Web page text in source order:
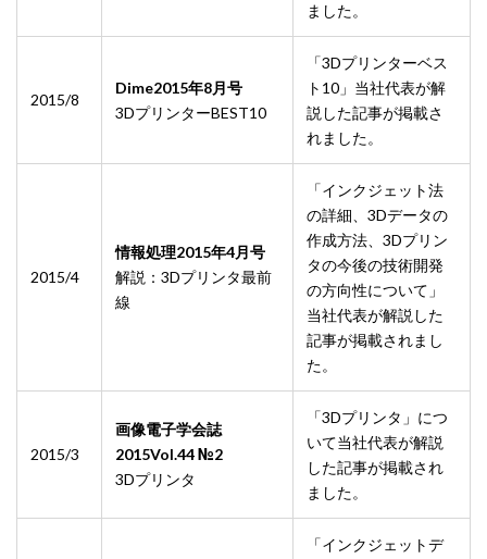
ました。
2015/8
Dime2015年8月号
3DプリンターBEST10
「3Dプリンターベス
ト10」当社代表が解
説した記事が掲載さ
れました。
2015/4
情報処理2015年4月号
解説：3Dプリンタ最前
線
「インクジェット法
の詳細、3Dデータの
作成方法、3Dプリン
タの今後の技術開発
の方向性について」
当社代表が解説した
記事が掲載されまし
た。
2015/3
画像電子学会誌
2015Vol.44 №2
3Dプリンタ
「3Dプリンタ」につ
いて当社代表が解説
した記事が掲載され
ました。
「インクジェットデ